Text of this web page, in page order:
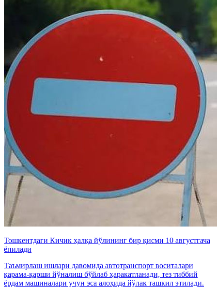
Тошкентдаги Кичик ҳалқа йўлининг бир қисми 10 августгача
ёпилади
Таъмирлаш ишлари давомида автотранспорт воситалари
қарама-қарши йўналиш бўйлаб ҳаракатланади, тез тиббий
ёрдам машиналари учун эса алоҳида йўлак ташкил этилади.